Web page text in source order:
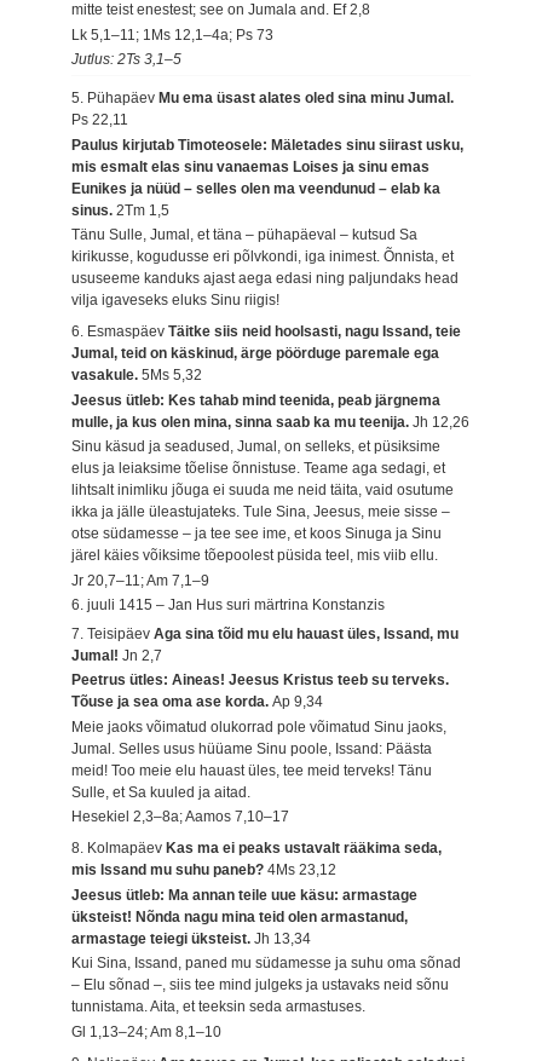
mitte teist enestest; see on Jumala and. Ef 2,8
Lk 5,1–11; 1Ms 12,1–4a; Ps 73
Jutlus: 2Ts 3,1–5
5. Pühapäev Mu ema üsast alates oled sina minu Jumal.
Ps 22,11
Paulus kirjutab Timoteosele: Mäletades sinu siirast usku,
mis esmalt elas sinu vanaemas Loises ja sinu emas
Eunikes ja nüüd – selles olen ma veendunud – elab ka
sinus.2Tm 1,5
Tänu Sulle, Jumal, et täna – pühapäeval – kutsud Sa
kirikusse, kogudusse eri põlvkondi, iga inimest. Õnnista, et
ususeeme kanduks ajast aega edasi ning paljundaks head
vilja igaveseks eluks Sinu riigis!
6. EsmaspäevTäitke siis neid hoolsasti, nagu Issand, teie
Jumal, teid on käskinud, ärge pöörduge paremale ega
vasakule.5Ms 5,32
Jeesus ütleb: Kes tahab mind teenida, peab järgnema
mulle, ja kus olen mina, sinna saab ka mu teenija.Jh 12,26
Sinu käsud ja seadused, Jumal, on selleks, et püsiksime
elus ja leiaksime tõelise õnnistuse. Teame aga sedagi, et
lihtsalt inimliku jõuga ei suuda me neid täita, vaid osutume
ikka ja jälle üleastujateks. Tule Sina, Jeesus, meie sisse –
otse südamesse – ja tee see ime, et koos Sinuga ja Sinu
järel käies võiksime tõepoolest püsida teel, mis viib ellu.
Jr 20,7–11; Am 7,1–9
6. juuli 1415 – Jan Hus suri märtrina Konstanzis
7. TeisipäevAga sina tõid mu elu hauast üles, Issand, mu
Jumal!Jn 2,7
Peetrus ütles: Aineas! Jeesus Kristus teeb su terveks.
Tõuse ja sea oma ase korda.Ap 9,34
Meie jaoks võimatud olukorrad pole võimatud Sinu jaoks,
Jumal. Selles usus hüüame Sinu poole, Issand: Päästa
meid! Too meie elu hauast üles, tee meid terveks! Tänu
Sulle, et Sa kuuled ja aitad.
Hesekiel 2,3–8a; Aamos 7,10–17
8. Kolmapäev Kas ma ei peaks ustavalt rääkima seda,
mis Issand mu suhu paneb?4Ms 23,12
Jeesus ütleb: Ma annan teile uue käsu: armastage
üksteist! Nõnda nagu mina teid olen armastanud,
armastage teiegi üksteist.Jh 13,34
Kui Sina, Issand, paned mu südamesse ja suhu oma sõnad
– Elu sõnad –, siis tee mind julgeks ja ustavaks neid sõnu
tunnistama. Aita, et teeksin seda armastuses.
Gl 1,13–24; Am 8,1–10